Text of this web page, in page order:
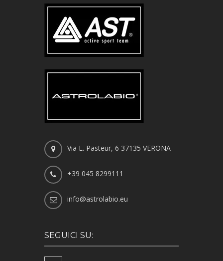
Via L. Pasteur, 6 37135 VERONA
+39 045 8299111
info@astrolabio.eu
SEGUICI SU: